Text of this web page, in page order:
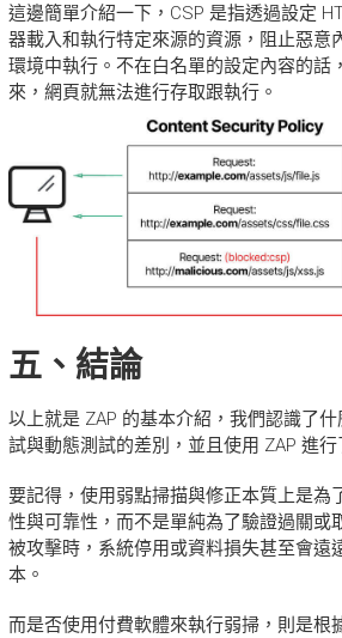
這邊簡單介紹一下，CSP 是指透過設定
器載入和執行特定來源的資源，阻止惡意
環境中執行。不在白名單的設定內容的話
來，網頁就無法進行存取跟執行。
五、結論
以上就是 ZAP 的基本介紹，我們認識了
試與動態測試的差別，並且使用 ZAP 進行
要記得，使用弱點掃描與修正本質上是為
性與可靠性，而不是單純為了驗證過關或
被攻擊時，系統停用或資料損失甚至會遠
本。
而是否使用付費軟體來執行弱掃，則是根